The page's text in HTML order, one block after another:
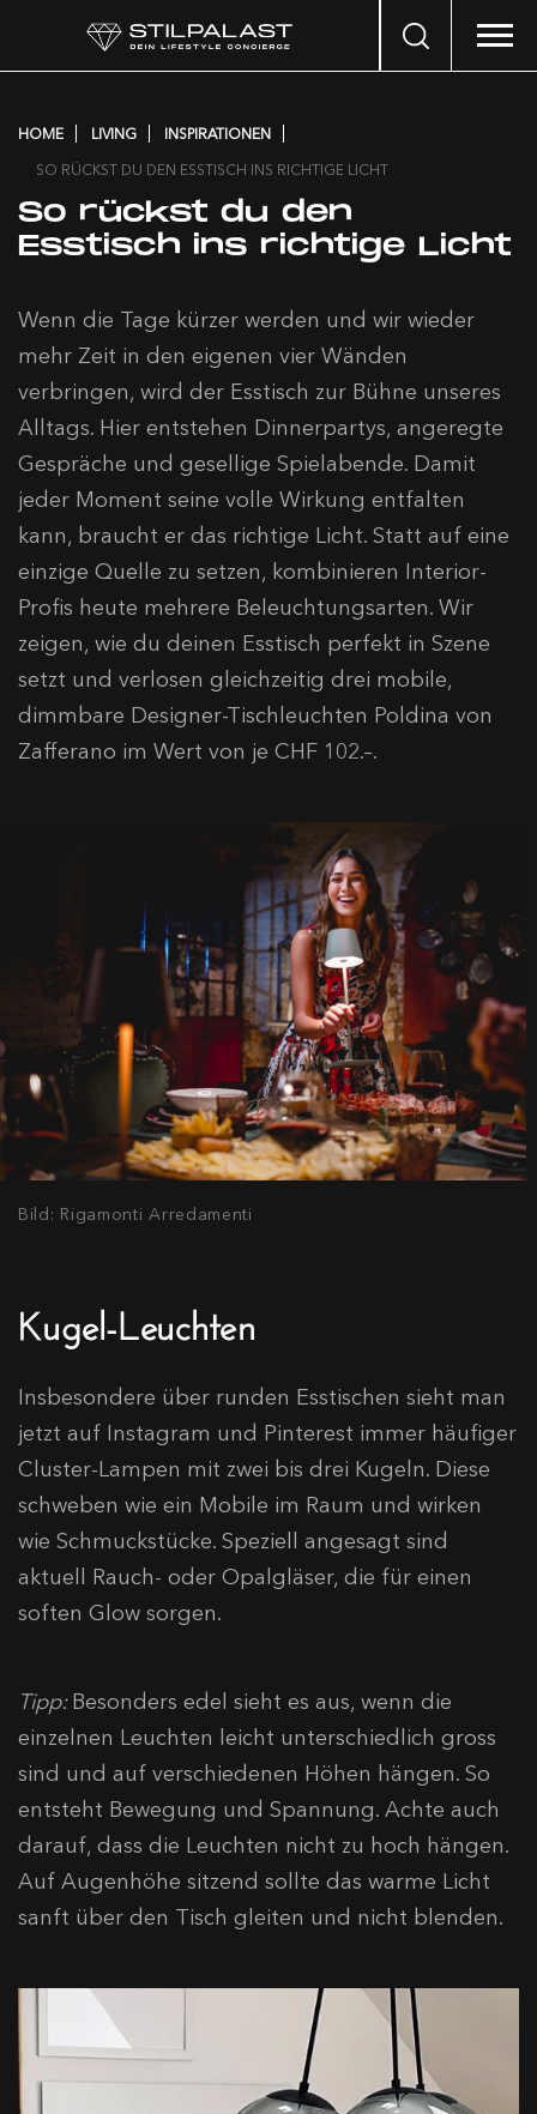
Search
HOME LIVING
INSPIRATIONEN
SO RÜCKST DU DEN ESSTISCH INS RICHTIGE LICHT
So rückst du den
Esstisch ins richtige Licht
Wenn die Tage kürzer werden und wir wieder
mehr Zeit in den eigenen vier Wänden
verbringen, wird der Esstisch zur Bühne unseres
Alltags. Hier entstehen Dinnerpartys, angeregte
Gespräche und gesellige Spielabende. Damit
jeder Moment seine volle Wirkung entfalten
kann, braucht er das richtige Licht. Statt auf eine
einzige Quelle zu setzen, kombinieren Interior-
Profis heute mehrere Beleuchtungsarten. Wir
zeigen, wie du deinen Esstisch perfekt in Szene
setzt und verlosen gleichzeitig drei mobile,
dimmbare Designer-Tischleuchten Poldina von
Zafferano im Wert von je CHF 102.–.
Bild: Rigamonti Arredamenti
Kugel-Leuchten
Insbesondere über runden Esstischen sieht man
jetzt auf Instagram und Pinterest immer häufiger
Cluster-Lampen mit zwei bis drei Kugeln. Diese
schweben wie ein Mobile im Raum und wirken
wie Schmuckstücke. Speziell angesagt sind
aktuell Rauch- oder Opalgläser, die für einen
soften Glow sorgen.
Tipp:Besonders edel sieht es aus, wenn die
einzelnen Leuchten leicht unterschiedlich gross
sind und auf verschiedenen Höhen hängen. So
entsteht Bewegung und Spannung. Achte auch
darauf, dass die Leuchten nicht zu hoch hängen.
Auf Augenhöhe sitzend sollte das warme Licht
sanft über den Tisch gleiten und nicht blenden.